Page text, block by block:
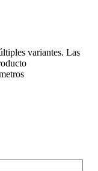
variantes. Las